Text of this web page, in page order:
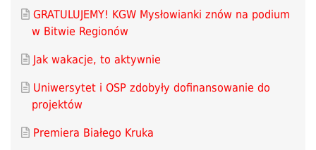
GRATULUJEMY! KGW Mysłowianki znów na podium
w Bitwie Regionów
Jak wakacje, to aktywnie
Uniwersytet i OSP zdobyły dofinansowanie do
projektów
Premiera Białego Kruka